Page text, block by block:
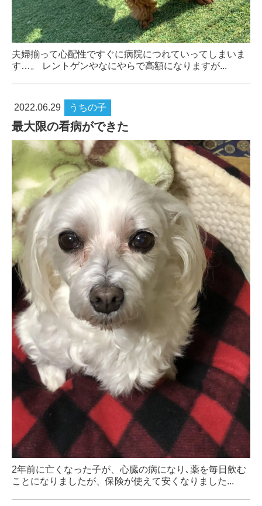
夫婦揃って心配性ですぐに病院につれていってしまいま
す…。 レントゲンやなにやらで高額になりますが...
2022.06.29 うちの子
最大限の看病ができた
2年前に亡くなった子が、心臓の病になり､薬を毎日飲む
ことになりましたが、保険が使えて安くなりました...